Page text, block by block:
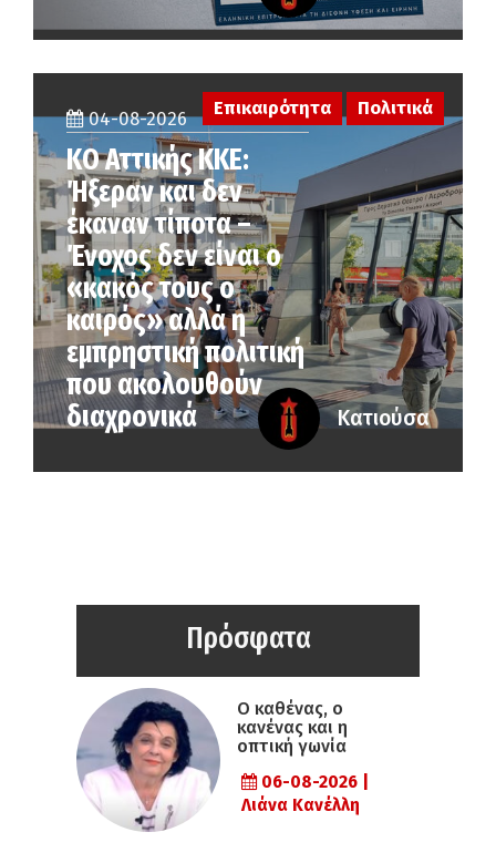
04-08-2026
KO Αττικής ΚΚΕ:
Ήξεραν και δεν
έκαναν τίποτα –
Ένοχος δεν είναι ο
«κακός τους ο
καιρός» αλλά η
εµπρηστική πολιτική
που ακολουθούν
διαχρονικά
Επικαιρότητα Πολιτικά
Κατιούσα
Πρόσφατα
Ο καθένας, ο
κανένας και η
οπτική γωνία
06-08-2026 |
Λιάνα Κανέλλη